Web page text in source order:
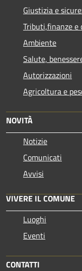
Giustizia e
Tributi,finanze e
Ambiente
Salute,
Autorizzazioni
Agricoltura e
NOVITÀ
Notizie
Comunicati
Avvisi
VIVERE IL COMUNE
Luoghi
Eventi
CONTATTI